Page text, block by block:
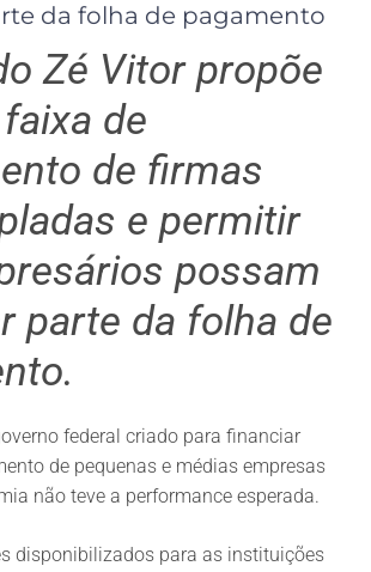
da folha de pagamento
Zé Vitor propõe
de
de firmas
e permitir
possam
parte da folha de
federal criado para financiar
de pequenas e médias empresas
não teve a performance esperada.
disponibilizados para as instituições